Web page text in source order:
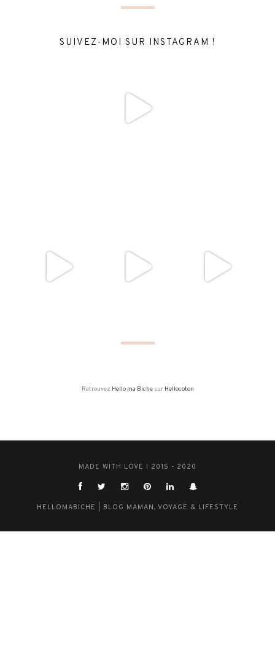
SUIVEZ-MOI SUR INSTAGRAM !
Retrouvez Hello ma Bichesur Hellocoton
MADE WITH LOVE I 2015 - 2020
HELLOMABICHE | BLOG MAMAN, VOYAGE & LIFESTYLE